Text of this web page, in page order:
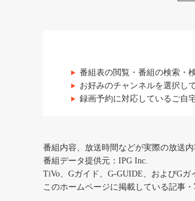
番組表の閲覧・番組の検索・
お好みのチャンネルを選択し
録画予約に対応しているご自
番組内容、放送時間などが実際の放送
番組データ提供元：IPG Inc.
TiVo、Gガイド、G-GUIDE、およびG
このホームページに掲載している記事